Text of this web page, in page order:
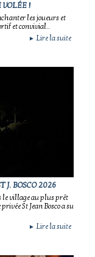
VOLÉE !
les joueurs et
et convivial..
► Lire la suite
J. BOSCO 2026
le village au plus prêt
St Jean Bosco a su
► Lire la suite